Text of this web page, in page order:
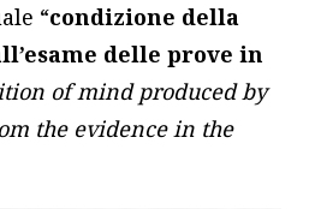
“condizione della
delle prove in
of mind produced by
the evidence in the